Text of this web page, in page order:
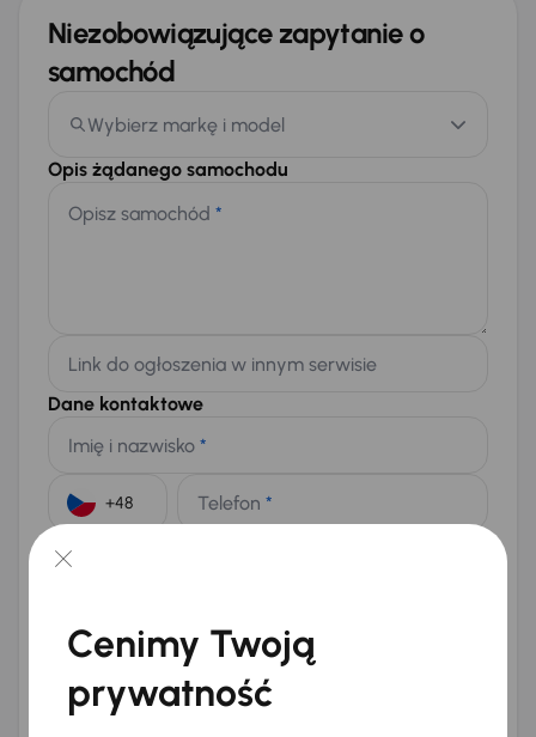
Niezobowiązujące zapytanie o
samochód
Wybierz markę i model
Opis żądanego samochodu
Opisz samochód *
Link do ogłoszenia w innym serwisie
Dane kontaktowe
Imię i nazwisko *
Telefon *
E-mail
Na numer telefonu (opcjonalnie)
Wyślij zapytanie
Cenimy Twoją
prywatność